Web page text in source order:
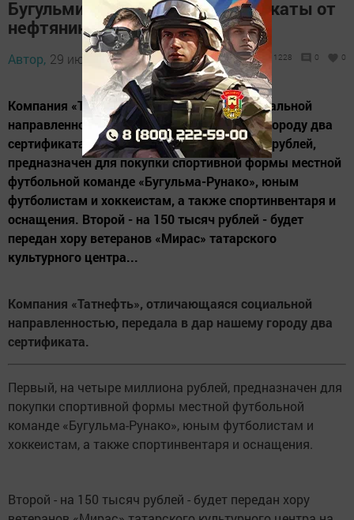
Бугульминцы получили сертификаты от
нефтяников
Автор, 29 июля 2013 - 12:37 1228 0 0
Компания «Татнефть», отличающаяся социальной
направленностью, передала в дар нашему городу два
сертификата. Первый, на четыре миллиона рублей,
предназначен для покупки спортивной формы местной
футбольной команде «Бугульма-Рунако», юным
футболистам и хоккеистам, а также спортинвентаря и
оснащения. Второй - на 150 тысяч рублей - будет
передан хору ветеранов «Мирас» татарского
культурного центра...
Компания «Татнефть», отличающаяся социальной
направленностью, передала в дар нашему городу два
сертификата.
Первый, на четыре миллиона рублей, предназначен для
покупки спортивной формы местной футбольной
команде «Бугульма-Рунако», юным футболистам и
хоккеистам, а также спортинвентаря и оснащения.
Второй - на 150 тысяч рублей - будет передан хору